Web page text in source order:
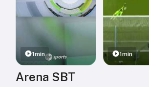
1min 1min
Arena SBT